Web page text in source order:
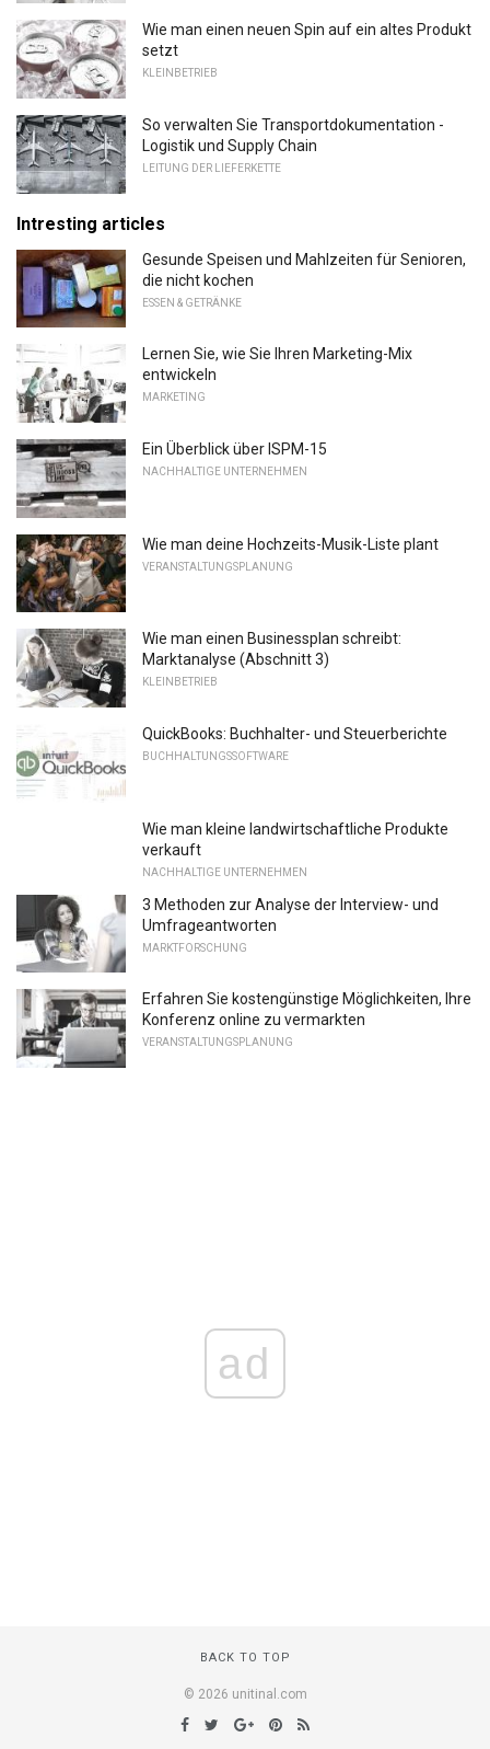
Wie man einen neuen Spin auf ein altes Produkt
setzt
KLEINBETRIEB
So verwalten Sie Transportdokumentation -
Logistik und Supply Chain
LEITUNG DER LIEFERKETTE
Intresting articles
Gesunde Speisen und Mahlzeiten für Senioren,
die nicht kochen
ESSEN & GETRÄNKE
Lernen Sie, wie Sie Ihren Marketing-Mix
entwickeln
MARKETING
Ein Überblick über ISPM-15
NACHHALTIGE UNTERNEHMEN
Wie man deine Hochzeits-Musik-Liste plant
VERANSTALTUNGSPLANUNG
Wie man einen Businessplan schreibt:
Marktanalyse (Abschnitt 3)
KLEINBETRIEB
QuickBooks: Buchhalter- und Steuerberichte
BUCHHALTUNGSSOFTWARE
Wie man kleine landwirtschaftliche Produkte
verkauft
NACHHALTIGE UNTERNEHMEN
3 Methoden zur Analyse der Interview- und
Umfrageantworten
MARKTFORSCHUNG
Erfahren Sie kostengünstige Möglichkeiten, Ihre
Konferenz online zu vermarkten
VERANSTALTUNGSPLANUNG
ad
BACK TO TOP
© 2026 unitinal.com